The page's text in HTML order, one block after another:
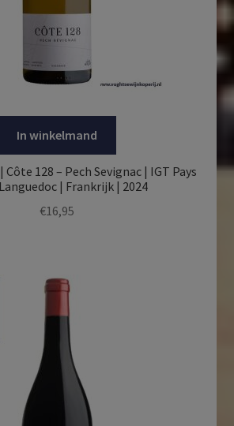
In winkelmand
128 – Pech Sevignac | IGT Pays
Languedoc | Frankrijk | 2024
€16,95